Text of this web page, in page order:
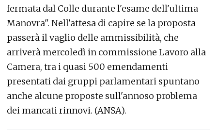
fermata dal Colle durante l'esame dell'ultima
Manovra". Nell'attesa di capire se la proposta
passerà il vaglio delle ammissibilità, che
arriverà mercoledì in commissione Lavoro alla
Camera, tra i quasi 500 emendamenti
presentati dai gruppi parlamentari spuntano
anche alcune proposte sull'annoso problema
dei mancati rinnovi. (ANSA).